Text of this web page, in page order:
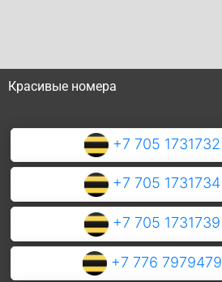
Красивые номера
+7 705 1731732
+7 705 1731734
+7 705 1731739
+7 776 7979479